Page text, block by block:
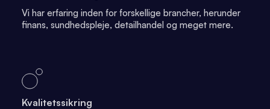
Vi har erfaring inden for forskellige brancher, herunder
finans, sundhedspleje, detailhandel og meget mere.
Kvalitetssikring